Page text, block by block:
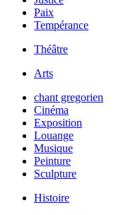
Paix
Tempérance
Théâtre
Arts
chant gregorien
Cinéma
Exposition
Louange
Musique
Peinture
Sculpture
Histoire